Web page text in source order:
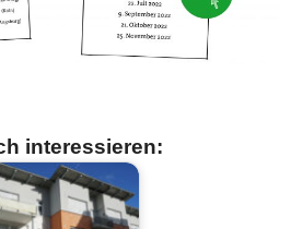
interessieren: